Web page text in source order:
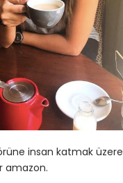
insan katmak üzere
amazon.